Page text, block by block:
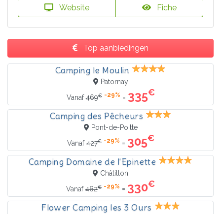
Website Fiche
Top aanbiedingen
Camping le Moulin
Patornay
Vanaf469€ -29% = 335€
Camping des Pêcheurs
Pont-de-Poitte
Vanaf427€ -29% = 305€
Camping Domaine de l'Epinette
Châtillon
Vanaf462€ -29% = 330€
Flower Camping les 3 Ours